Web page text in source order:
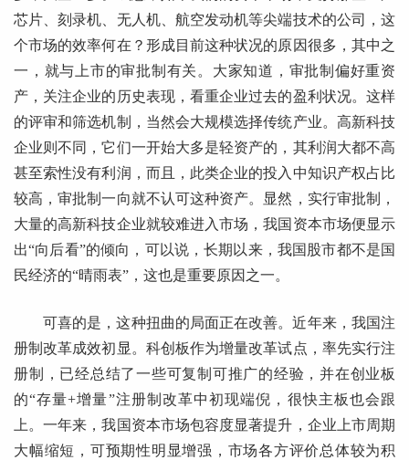
芯片、刻录机、无人机、航空发动机等尖端技术的公司，这
个市场的效率何在？形成目前这种状况的原因很多，其中之
一，就与上市的审批制有关。大家知道，审批制偏好重资
产，关注企业的历史表现，看重企业过去的盈利状况。这样
的评审和筛选机制，当然会大规模选择传统产业。高新科技
企业则不同，它们一开始大多是轻资产的，其利润大都不高
甚至索性没有利润，而且，此类企业的投入中知识产权占比
较高，审批制一向就不认可这种资产。显然，实行审批制，
大量的高新科技企业就较难进入市场，我国资本市场便显示
出“向后看”的倾向，可以说，长期以来，我国股市都不是国
民经济的“晴雨表”，这也是重要原因之一。
可喜的是，这种扭曲的局面正在改善。近年来，我国注
册制改革成效初显。科创板作为增量改革试点，率先实行注
册制，已经总结了一些可复制可推广的经验，并在创业板
的“存量+增量”注册制改革中初现端倪，很快主板也会跟
上。一年来，我国资本市场包容度显著提升，企业上市周期
大幅缩短，可预期性明显增强，市场各方评价总体较为积